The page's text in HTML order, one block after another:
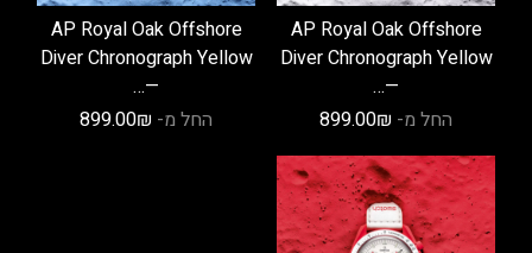
AP Royal Oak Offshore
Diver Chronograph Yellow
—…
החל מ-
899.00₪
AP Royal Oak Offshore
Diver Chronograph Yellow
—…
החל מ-
899.00₪